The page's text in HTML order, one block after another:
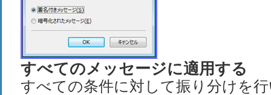
すべてのメッセージに適用する
すべての条件に対して振り分けを